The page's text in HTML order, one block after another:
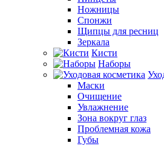
Ножницы
Спонжи
Щипцы для ресниц
Зеркала
Кисти
Наборы
Маски
Очищение
Увлажнение
Зона вокруг глаз
Проблемная кожа
Губы